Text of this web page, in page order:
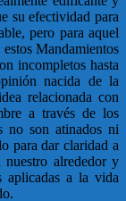
su efectividad para
pero para aquel
Mandamientos
incompletos hasta
nacida de la
relacionada con
a través de los
no son atinados ni
para dar claridad a
alrededor y
aplicadas a la vida